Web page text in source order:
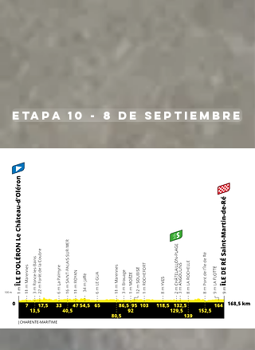
etapa 10 - 8 de septiembre